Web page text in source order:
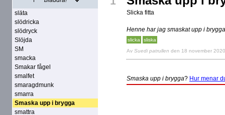
släta
slödricka
slödryck
Slöjda
SM
smacka
Smakar fågel
smalfet
smaragdmunk
smarra
Smaska upp i brygga
smattra
Slicka fitta
Henne har jag smaskat upp i brygga
slicka sliska
Av Suedi patrullen den 18 november 2020
Smaska upp i brygga? Hur menar